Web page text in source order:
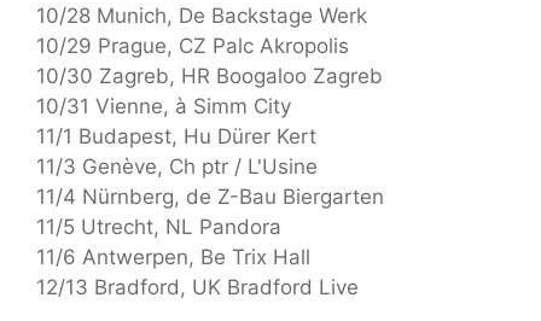
10/28 Munich, De Backstage Werk
10/29 Prague, CZ Palc Akropolis
10/30 Zagreb, HR Boogaloo Zagreb
10/31 Vienne, à Simm City
11/1 Budapest, Hu Dürer Kert
11/3 Genève, Ch ptr / L'Usine
11/4 Nürnberg, de Z-Bau Biergarten
11/5 Utrecht, NL Pandora
11/6 Antwerpen, Be Trix Hall
12/13 Bradford, UK Bradford Live